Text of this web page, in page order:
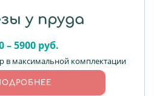
у пруда
– 5900 руб.
в максимальной комплектации